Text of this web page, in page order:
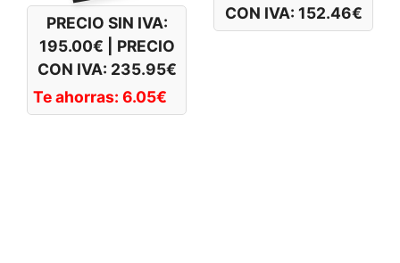
PRECIO SIN IVA:
195.00€
PRECIO
CON IVA: 235.95€
Te ahorras: 6.05€
CON IVA: 152.46€